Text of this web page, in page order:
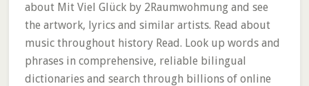
about Mit Viel Glück by 2Raumwohmung and see
the artwork, lyrics and similar artists. Read about
music throughout history Read. Look up words and
phrases in comprehensive, reliable bilingual
dictionaries and search through billions of online